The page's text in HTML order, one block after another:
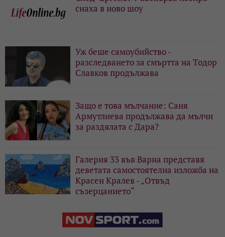
снаха в ново шоу
Уж беше самоубийство -
разследването за смъртта на Тодор
Славков продължава
Защо е това мълчание: Саня
Армутлиева продължава да мълчи
за раздялата с Дара?
Галерия 33 във Варна представя
деветата самостоятелна изложба на
Красен Кралев - „Отвъд
съзерцанието“